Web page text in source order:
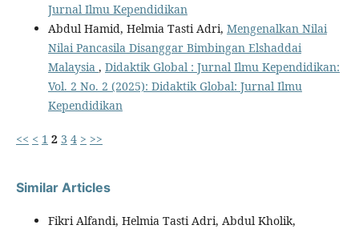
Jurnal Ilmu Kependidikan
Abdul Hamid, Helmia Tasti Adri, Mengenalkan Nilai
Nilai Pancasila Disanggar Bimbingan Elshaddai
Malaysia , Didaktik Global : Jurnal Ilmu Kependidikan:
Vol. 2 No. 2 (2025): Didaktik Global: Jurnal Ilmu
Kependidikan
<< < 1 2 3 4 > >>
Similar Articles
Fikri Alfandi, Helmia Tasti Adri, Abdul Kholik,